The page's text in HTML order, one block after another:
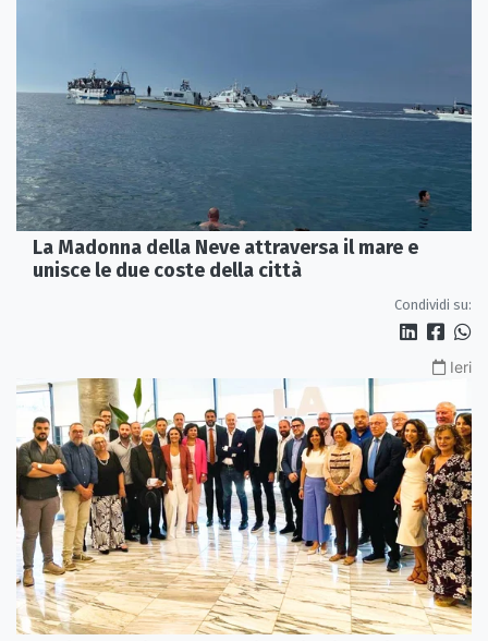
La Madonna della Neve attraversa il mare e
unisce le due coste della città
Condividi su:
Ieri